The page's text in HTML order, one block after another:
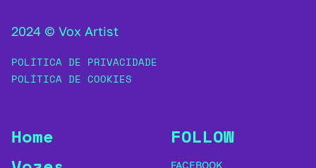
2024 © Vox Artist
POLÍTICA DE PRIVACIDADE
POLÍTICA DE COOKIES
Home
FOLLOW
FACEBOOK